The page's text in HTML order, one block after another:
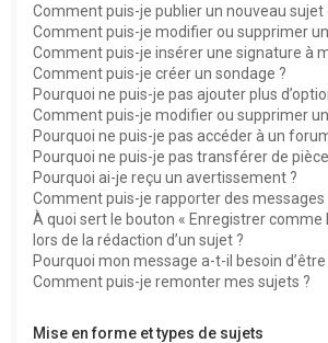
Comment puis-je publier un nouveau sujet
Comment puis-je modifier ou supprimer
Comment puis-je insérer une signature à
Comment puis-je créer un sondage ?
Pourquoi ne puis-je pas ajouter plus
Comment puis-je modifier ou supprimer
Pourquoi ne puis-je pas accéder à un
Pourquoi ne puis-je pas transférer de
Pourquoi ai-je reçu un avertissement ?
Comment puis-je rapporter des
À quoi sert le bouton « Enregistrer comme
lors de la rédaction d’un sujet ?
Pourquoi mon message a-t-il besoin
Comment puis-je remonter mes sujets ?
Mise en forme et types de sujets